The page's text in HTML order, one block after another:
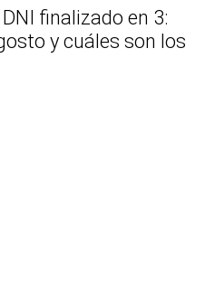
finalizado en 3:
y cuáles son los